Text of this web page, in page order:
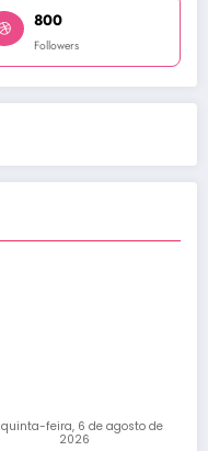
800
Followers
quinta-feira, 6 de agosto de
2026